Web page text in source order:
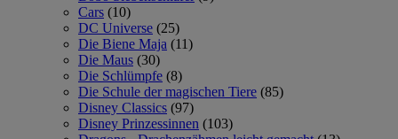
Cars (10)
DC Universe (25)
Die Biene Maja (11)
Die Maus (30)
Die Schlümpfe (8)
Die Schule der magischen Tiere (85)
Disney Classics (97)
Disney Prinzessinnen (103)